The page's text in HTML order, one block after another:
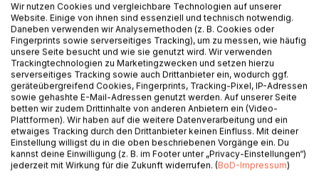
Die kleine Hanna aus Konstanz begibt sich auf eine
abenteuerliche Reise um die ganze Welt um für die rote
Frau das verloren gegangene Glück zu finden. Am Ende
stellt sie fest, dass man gar nicht so weit reisen muss, um
es zu finden.
Hierbei handelt es sich um ein Kinderbuch zum Vorlesen
oder für Kinder im späteren Grundschulalter.
AUTOR/IN
Wir nutzen Cookies und vergleichbare Technologien auf unserer
Website. Einige von ihnen sind essenziell und technisch notwendig.
Daneben verwenden wir Analysemethoden (z. B. Cookies oder
Fingerprints sowie serverseitiges Tracking), um zu messen, wie häufig
unsere Seite besucht und wie sie genutzt wird. Wir verwenden
Trackingtechnologien zu Marketingzwecken und setzen hierzu
serverseitiges Tracking sowie auch Drittanbieter ein, wodurch ggf.
geräteübergreifend Cookies, Fingerprints, Tracking-Pixel, IP-Adressen
sowie gehashte E-Mail-Adressen genutzt werden. Auf unserer Seite
betten wir zudem Drittinhalte von anderen Anbietern ein (Video-
Plattformen). Wir haben auf die weitere Datenverarbeitung und ein
etwaiges Tracking durch den Drittanbieter keinen Einfluss. Mit deiner
Einstellung willigst du in die oben beschriebenen Vorgänge ein. Du
kannst deine Einwilligung (z. B. im Footer unter „Privacy-Einstellungen“)
jederzeit mit Wirkung für die Zukunft widerrufen. (BoD-Impressum)